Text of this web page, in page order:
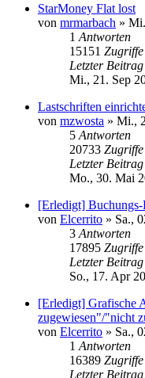
StarMoney Flat lost
von mrmarbach »
1 Antworten
15151 Zugriffe
Letzter Beitrag
Mi., 21. Sep
Lastschriften
von mzwosta » Mi.,
5 Antworten
20733 Zugriffe
Letzter Beitrag
Mo., 30. Mai
[Erledigt]
von Elcerrito » Sa.,
3 Antworten
17895 Zugriffe
Letzter Beitrag
So., 17. Apr
[Erledigt] Grafische
zugewiesen"/"nicht
von Elcerrito » Sa.,
1 Antworten
16389 Zugriffe
Letzter Beitrag